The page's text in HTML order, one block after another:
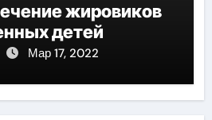
жировиков
детей
Мар 17, 2022